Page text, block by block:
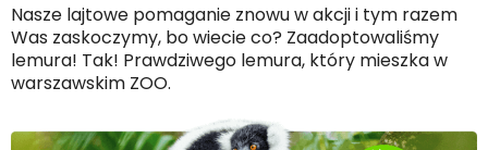
Nasze lajtowe pomaganie znowu w akcji i tym razem
Was zaskoczymy, bo wiecie co? Zaadoptowaliśmy
lemura! Tak! Prawdziwego lemura, który mieszka w
warszawskim ZOO.